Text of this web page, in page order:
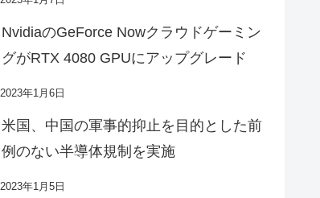
NvidiaのGeForce Nowクラウドゲーミン
グがRTX 4080 GPUにアップグレード
2023年1月6日
米国、中国の軍事的抑止を目的とした前
例のない半導体規制を実施
2023年1月5日